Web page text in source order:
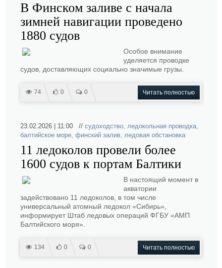
В Финском заливе с начала
зимней навигации проведено
1880 судов
Особое внимание
уделяется проводке
судов, доставляющих социально значимые грузы.
74 0 0 Читать полностью
23.02.2026 | 11:00 // судоходство, ледокольная проводка,
балтийское море, финский залив, ледовая обстановка
11 ледоколов провели более
1600 судов к портам Балтики
В настоящий момент в
акватории
задействовано 11 ледоколов, в том числе
универсальный атомный ледокол «Сибирь»,
информирует Штаб ледовых операций ФГБУ «АМП
Балтийского моря».
134 0 0 Читать полностью